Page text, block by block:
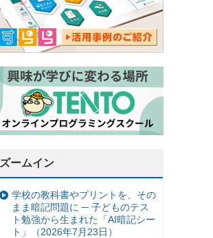
ズームイン
学校の教科書やプリントを、その
まま暗記問題に ─ 子どものテス
ト勉強から生まれた「AI暗記シー
ト」（2026年7月23日）